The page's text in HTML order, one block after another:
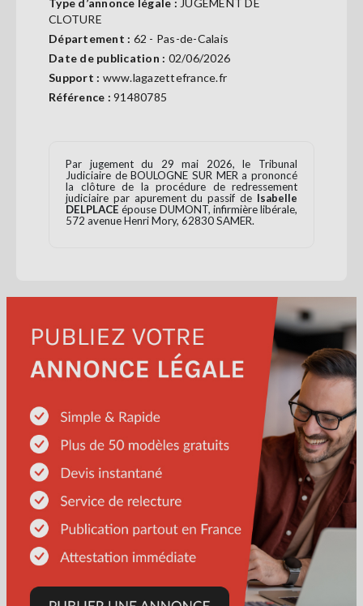
SERVICES
GAZETTE
Se
S'abonner
Type d’annonce légale : JUGEMENT DE
CLOTURE
Département : 62 - Pas-de-Calais
Date de publication : 02/06/2026
Support : www.lagazettefrance.fr
Référence : 91480785
Par jugement du 29 mai 2026, le Tribunal
Judiciaire de BOULOGNE SUR MER a prononcé
la clôture de la procédure de redressement
judiciaire par apurement du passif de Isabelle
DELPLACEépouse DUMONT, infirmière libérale,
572 avenue Henri Mory, 62830 SAMER.